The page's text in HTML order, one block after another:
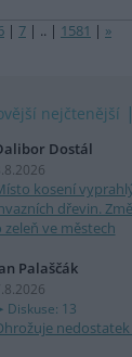
| 7 | .. | 1581 | »
nejčtenější
Dostál
kosení
dřevin.
zeleň ve městech
Palaščák
Diskuse: 13